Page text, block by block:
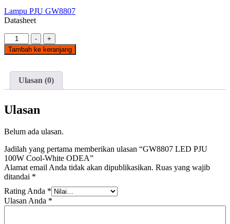
Lampu PJU GW8807
Datasheet
-
Kuantitas
GW8807
LED
100W
Cool-
White
+
Tambah ke keranjang
Ulasan (0)
Ulasan
Belum ada ulasan.
Jadilah yang pertama memberikan ulasan “GW8807 LED PJU
100W Cool-White ODEA”
Alamat email Anda tidak akan dipublikasikan. Ruas yang wajib
ditandai *
Rating Anda *
Ulasan Anda *